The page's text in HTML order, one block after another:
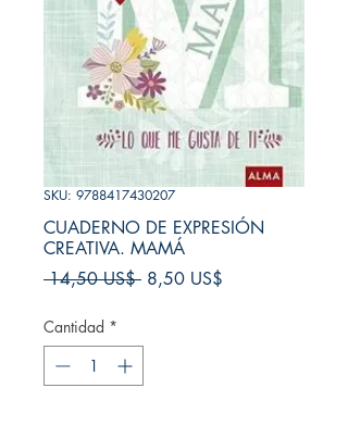
SKU: 9788417430207
CUADERNO DE EXPRESIÓN
CREATIVA. MAMÁ
14,50 US$ Precio
8,50 US$
Cantidad *